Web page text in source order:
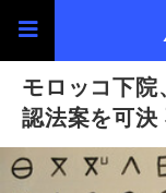
モロッコ下
認法案を可決